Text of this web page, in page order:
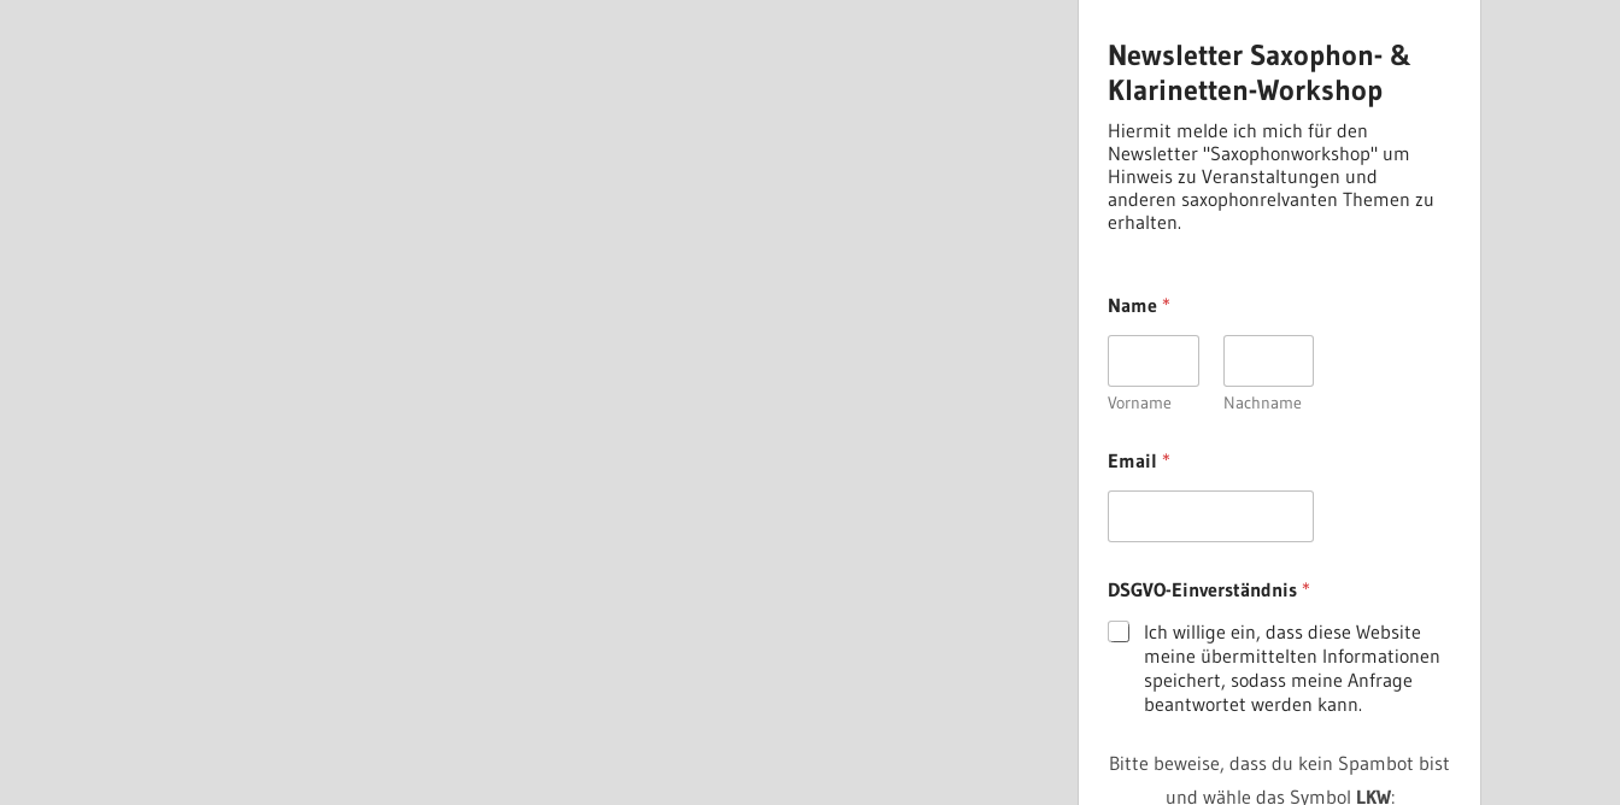
Newsletter Saxophon- &
Klarinetten-Workshop
Hiermit melde ich mich für den
Newsletter "Saxophonworkshop" um
Hinweis zu Veranstaltungen und
anderen saxophonrelvanten Themen zu
erhalten.
S
G
-
n
v
r
t
n
a
Name*
Vorname Nachname
Email*
DSGVO-Einverständnis*
Ich willige ein, dass diese Website
meine übermittelten Informationen
speichert, sodass meine Anfrage
beantwortet werden kann.
Bitte beweise, dass du kein Spambot bist
und wähle das Symbol LKW: